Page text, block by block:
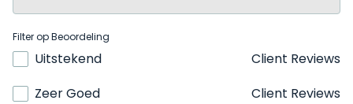
Filter op Beoordeling
Uitstekend
Client Reviews
Zeer Goed
Client Reviews